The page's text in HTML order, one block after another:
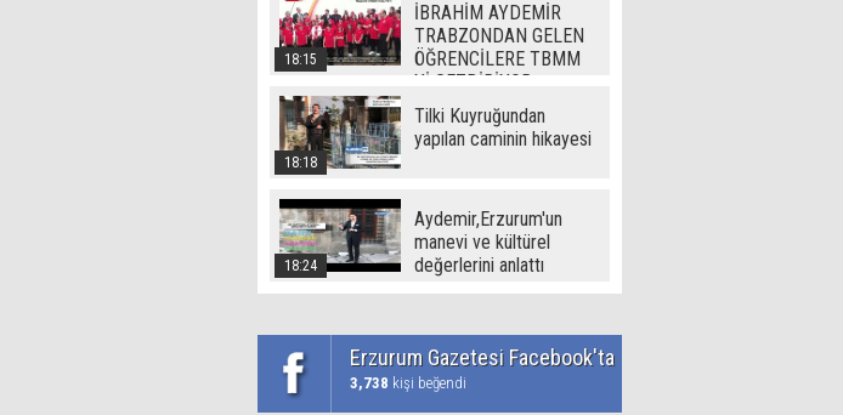
18:15
İBRAHİM AYDEMİR
TRABZONDAN GELEN
ÖĞRENCİLERE TBMM
Yİ GEZDİRİYOR
18:18
Tilki Kuyruğundan
yapılan caminin hikayesi
18:24
Aydemir,Erzurum'un
manevi ve kültürel
değerlerini anlattı
Erzurum Gazetesi Facebook'ta
3,738 kişi beğendi